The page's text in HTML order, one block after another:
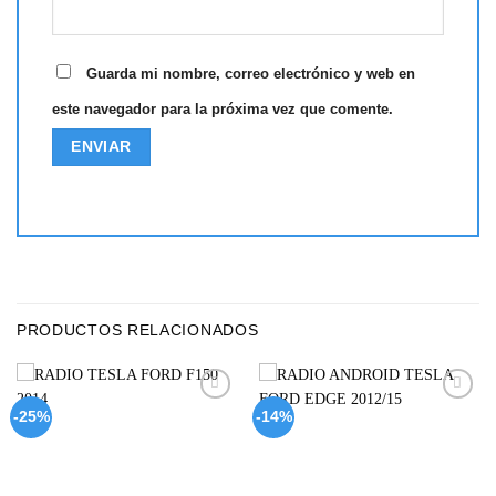
Guarda mi nombre, correo electrónico y web en
este navegador para la próxima vez que comente.
PRODUCTOS RELACIONADOS
-25% -14%